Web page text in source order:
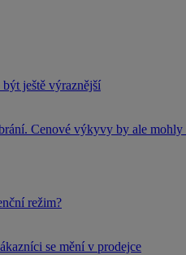
ještě výraznější
Cenové výkyvy by ale
režim?
se mění v prodejce